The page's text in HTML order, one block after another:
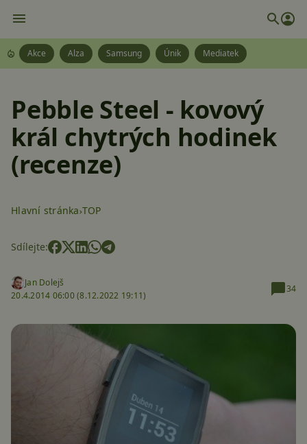
Akce Alza Samsung Únik Mediatek
Pebble Steel - kovový
král chytrých hodinek
(recenze)
Hlavní stránka TOP
Sdílejte:
Jan Dolejš
20.4.2014 06:00 (8.12.2022 19:11)
34